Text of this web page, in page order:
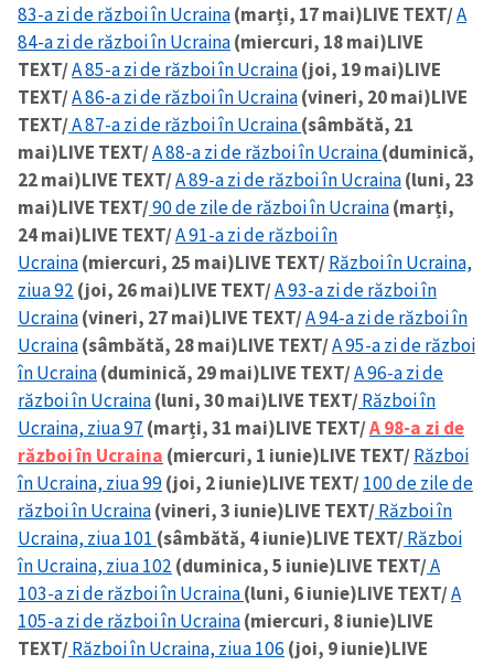
83-a zi de război în Ucraina(marți, 17 mai)LIVE TEXT/A
84-a zi de război în Ucraina(miercuri, 18 mai)LIVE
TEXT/A 85-a zi de război în Ucraina(joi, 19 mai)LIVE
TEXT/A 86-a zi de război în Ucraina(vineri, 20 mai)LIVE
TEXT/A 87-a zi de război în Ucraina(sâmbătă, 21
mai)LIVE TEXT/A 88-a zi de război în Ucraina(duminică,
22 mai)LIVE TEXT/A 89-a zi de război în Ucraina(luni, 23
mai)LIVE TEXT/90 de zile de război în Ucraina(marți,
24 mai)LIVE TEXT/A 91-a zi de război în
Ucraina(miercuri, 25 mai)LIVE TEXT/Război în Ucraina,
ziua 92 (joi, 26 mai)LIVE TEXT/A 93-a zi de război în
Ucraina(vineri, 27 mai)LIVE TEXT/A 94-a zi de război în
Ucraina(sâmbătă, 28 mai)LIVE TEXT/A 95-a zi de război
în Ucraina(duminică, 29 mai)LIVE TEXT/A 96-a zi de
război în Ucraina(luni, 30 mai)LIVE TEXT/Război în
Ucraina, ziua 97 (marți, 31 mai)LIVE TEXT/A 98-a zi de
război în Ucraina (miercuri, 1 iunie)LIVE TEXT/Război
în Ucraina, ziua 99(joi, 2 iunie)LIVE TEXT/100 de zile de
război în Ucraina(vineri, 3 iunie)LIVE TEXT/Război în
Ucraina, ziua 101 (sâmbătă, 4 iunie)LIVE TEXT/Război
în Ucraina, ziua 102 (duminica, 5 iunie)LIVE TEXT/A
103-a zi de război în Ucraina(luni, 6 iunie)LIVE TEXT/A
105-a zi de război în Ucraina(miercuri, 8 iunie)LIVE
TEXT/Război în Ucraina, ziua 106 (joi, 9 iunie)LIVE
ȘTIREA MEA
Titlu știre
+ Adaugă titlu
Fotografie
+ Încarcă imagine
Link media
+ Link media
Mesajul știrei
+ Mesajul știrei